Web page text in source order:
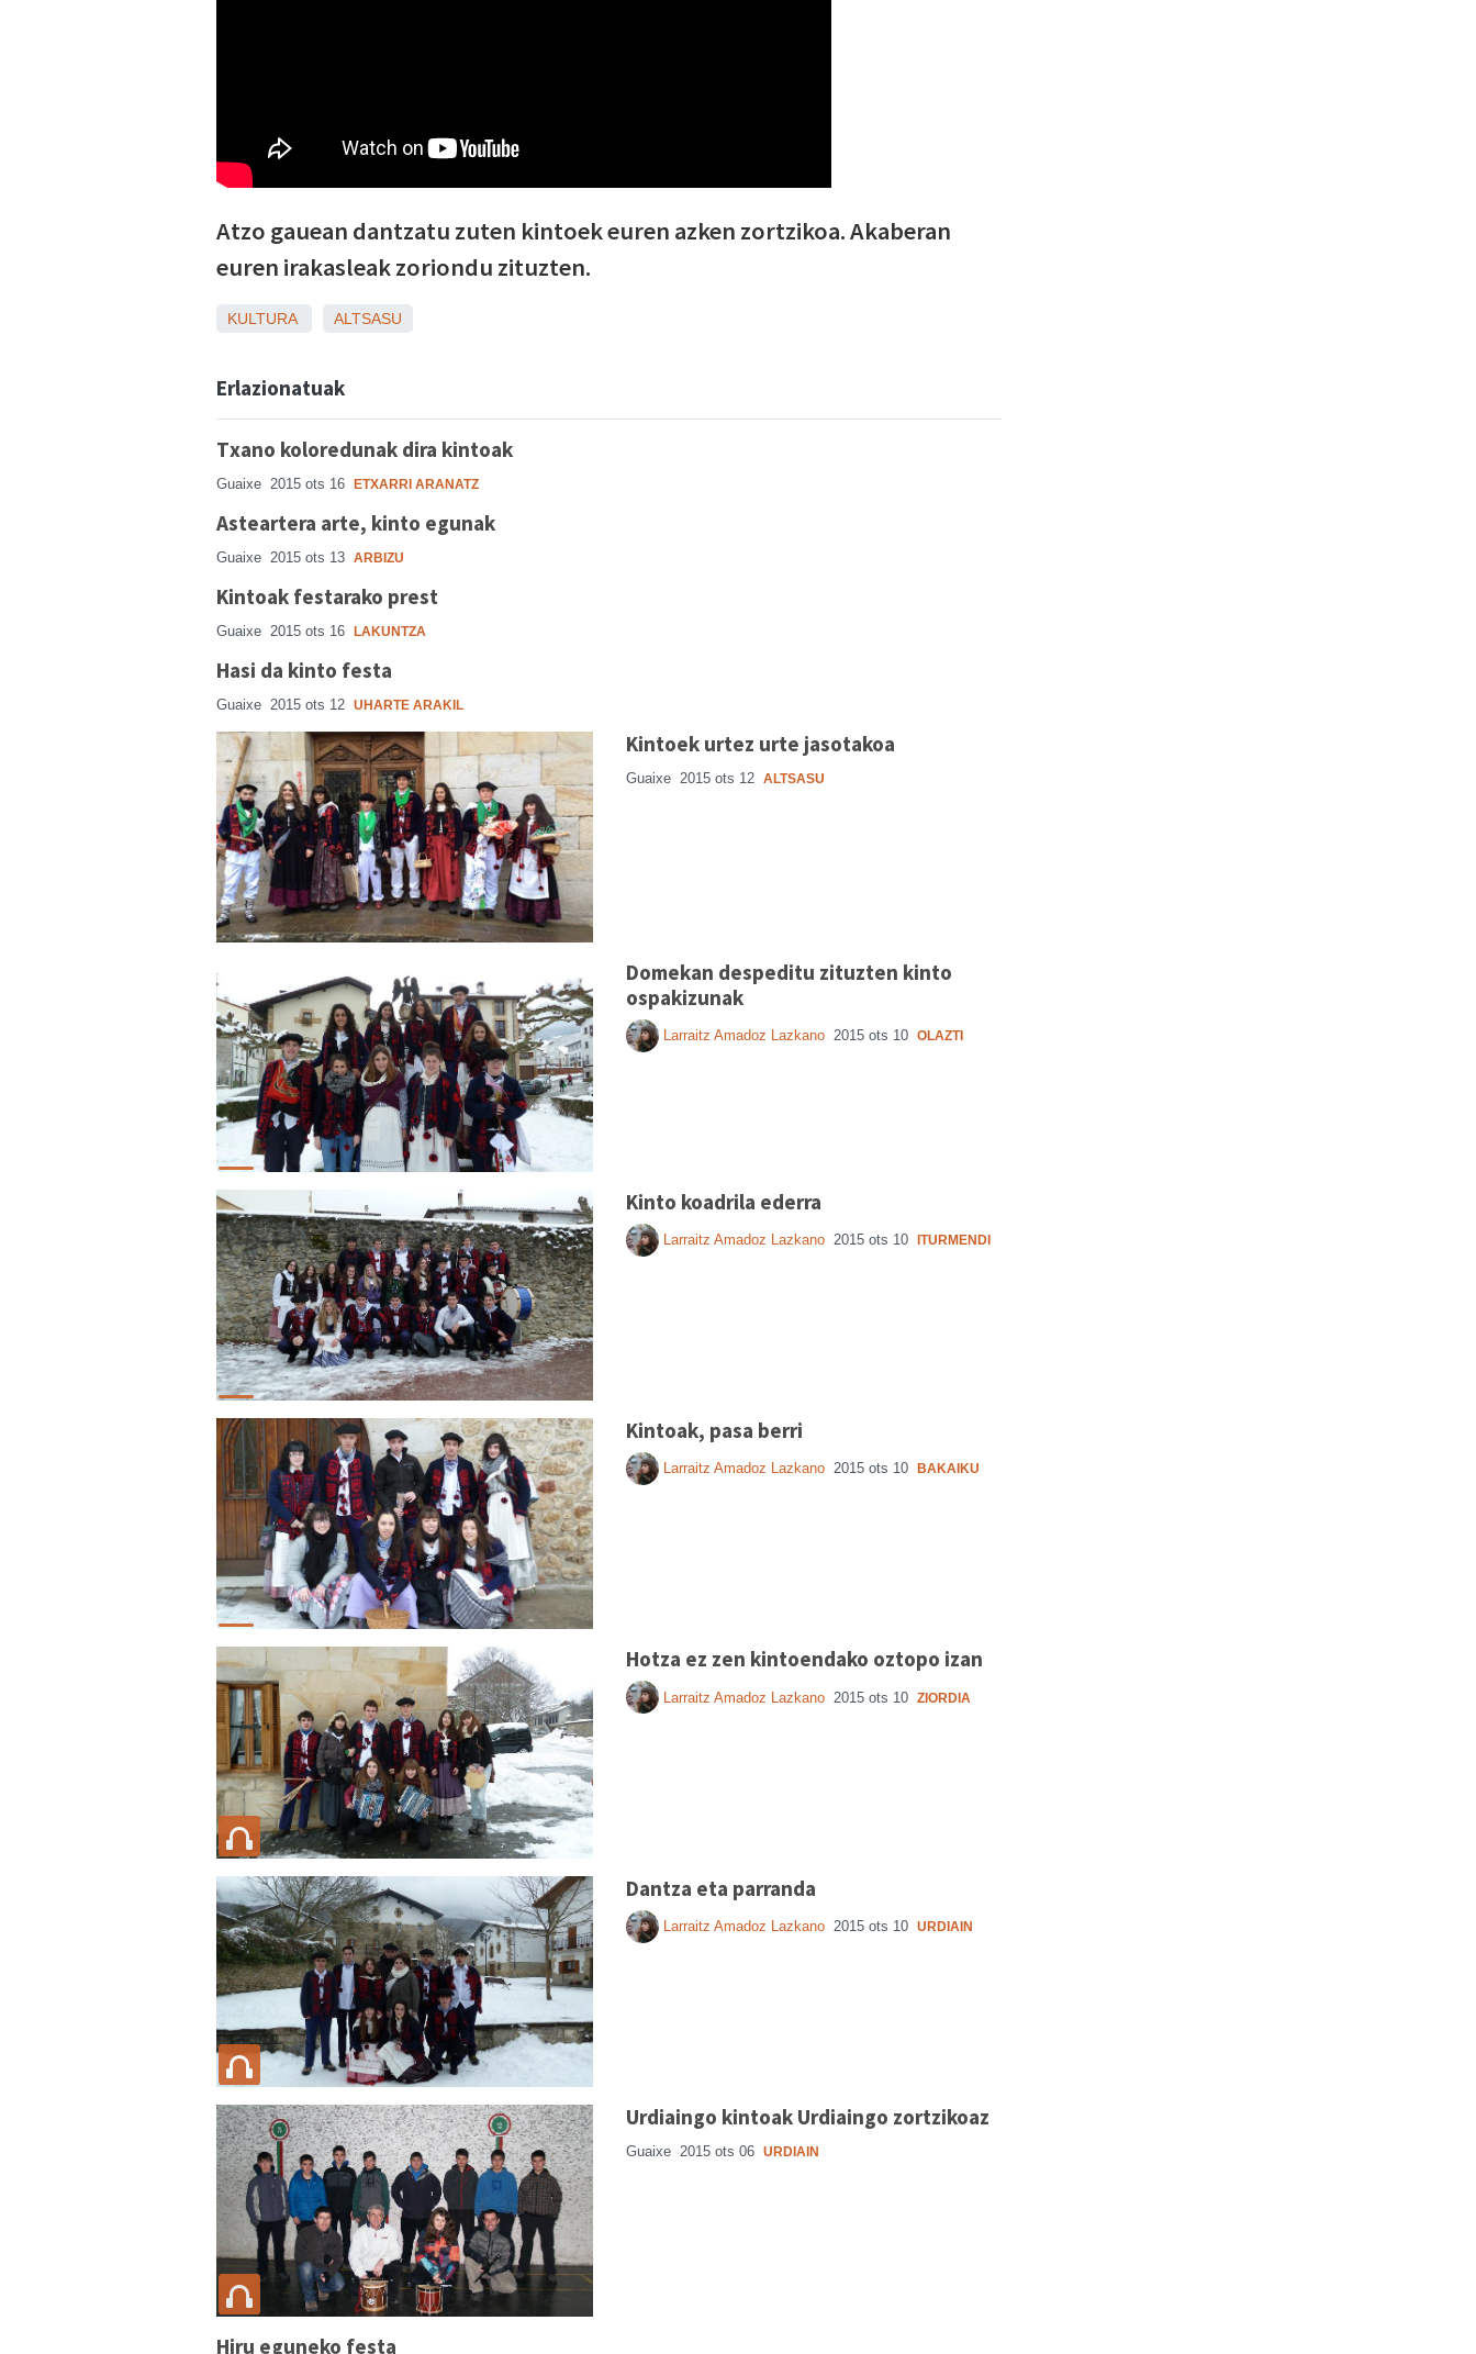
Atzo gauean dantzatu zuten kintoek euren azken zortzikoa. Akaberan
euren irakasleak zoriondu zituzten.
KULTURA ALTSASU
Erlazionatuak
Txano koloredunak dira kintoak
Guaixe 2015 ots 16 ETXARRI ARANATZ
Asteartera arte, kinto egunak
Guaixe 2015 ots 13 ARBIZU
Kintoak festarako prest
Guaixe 2015 ots 16 LAKUNTZA
Hasi da kinto festa
Guaixe 2015 ots 12 UHARTE ARAKIL
Kintoek urtez urte jasotakoa
Guaixe 2015 ots 12 ALTSASU
Domekan despeditu zituzten kinto
ospakizunak
Larraitz Amadoz Lazkano 2015 ots 10 OLAZTI
Kinto koadrila ederra
Larraitz Amadoz Lazkano 2015 ots 10 ITURMENDI
Kintoak, pasa berri
Larraitz Amadoz Lazkano 2015 ots 10 BAKAIKU
Hotza ez zen kintoendako oztopo izan
Larraitz Amadoz Lazkano 2015 ots 10 ZIORDIA
Dantza eta parranda
Larraitz Amadoz Lazkano 2015 ots 10 URDIAIN
Urdiaingo kintoak Urdiaingo zortzikoaz
Guaixe 2015 ots 06 URDIAIN
Hiru eguneko festa